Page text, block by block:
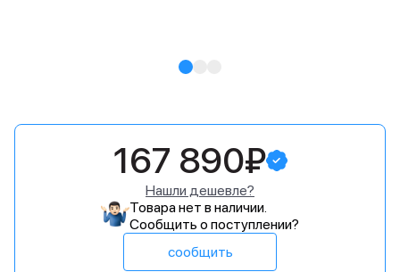
167 890₽
Нашли дешевле?
Товара нет в наличии.
Сообщить о поступлении?
сообщить